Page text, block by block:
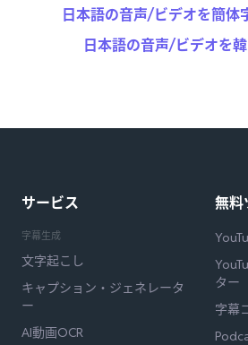
日本語の音声/ビデオを簡体
日本語の音声/ビデオを
サービス
字幕生成
文字起こし
キャプション・ジェネレータ
ー
AI動画OCR
無料
ター
字幕